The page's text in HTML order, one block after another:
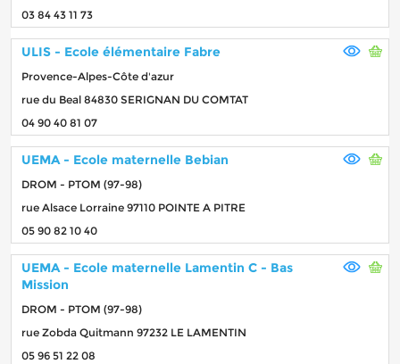
03 84 43 11 73
ULIS - Ecole élémentaire Fabre
Provence-Alpes-Côte d'azur
rue du Beal 84830 SERIGNAN DU COMTAT
04 90 40 81 07
UEMA - Ecole maternelle Bebian
DROM - PTOM (97-98)
rue Alsace Lorraine 97110 POINTE A PITRE
05 90 82 10 40
UEMA - Ecole maternelle Lamentin C - Bas
Mission
DROM - PTOM (97-98)
rue Zobda Quitmann 97232 LE LAMENTIN
05 96 51 22 08